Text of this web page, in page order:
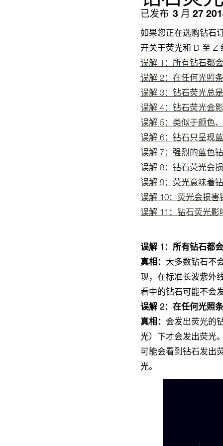
已发布 3 月 27
如果您正在选购钻石
开关于荧光和 D 至 Z
误解 1：所有钻石都
误解 2：在任何光照
误解 3：钻石荧光总
误解 4：钻石荧光会
误解 5：类似于颜色
误解 6：钻石只呈现
误解 7：强烈的蓝色
误解 8：钻石荧光会
误解 9：荧光意味着
误解 10：荧光会损害
误解 11：钻石荧光
误解 1：所有钻石都
真相： 大多数钻石不
现，在标准长波紫外
看中的钻石可能不会
误解 2：在任何光照
真相： 会发出荧光的
光）下才会发出荧光
可能会看到钻石发出
光。